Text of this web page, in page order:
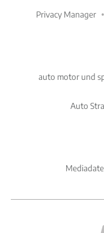
Privacy Manager
auto motor und
Auto